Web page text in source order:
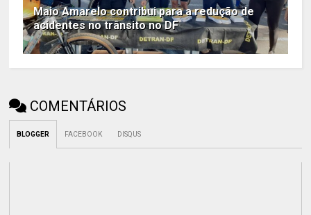
Maio Amarelo contribui para a redução de
acidentes no trânsito no DF
COMENTÁRIOS
BLOGGER FACEBOOK DISQUS